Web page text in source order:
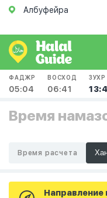
Албуфейра
ФАДЖР
05:04
ВОСХОД
06:41
ЗУХР
Время
Время расчета
Направление